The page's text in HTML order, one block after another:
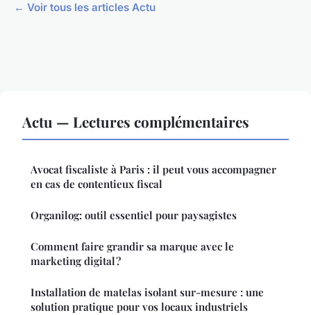
← Voir tous les articles Actu
Actu — Lectures complémentaires
Avocat fiscaliste à Paris : il peut vous accompagner
en cas de contentieux fiscal
Organilog: outil essentiel pour paysagistes
Comment faire grandir sa marque avec le
marketing digital ?
Installation de matelas isolant sur-mesure : une
solution pratique pour vos locaux industriels